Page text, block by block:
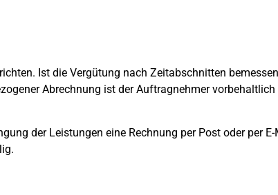
Ist die Vergütung nach Zeitabschnitten
Abrechnung ist der Auftragnehmer
der Leistungen eine Rechnung per Post oder per